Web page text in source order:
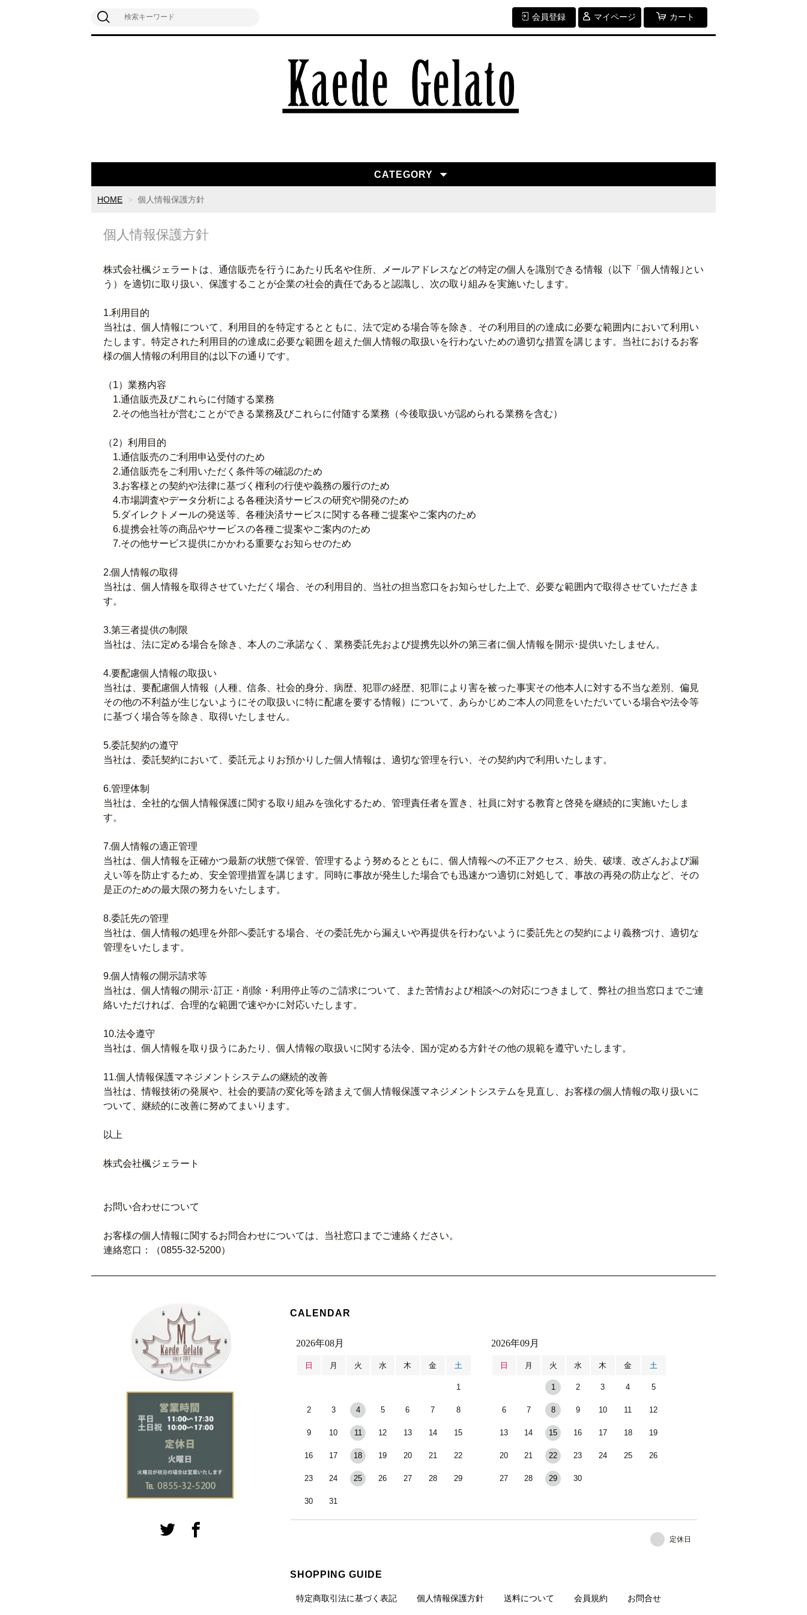
会員登録 マイページ カート
CATEGORY
HOME 個人情報保護方針
個人情報保護方針
株式会社楓ジェラートは、通信販売を行うにあたり氏名や住所、メールアドレスなどの特定の個人を識別できる情報（以下「個人情報｣とい
う）を適切に取り扱い、保護することが企業の社会的責任であると認識し、次の取り組みを実施いたします。
1.利用目的
当社は、個人情報について、利用目的を特定するとともに、法で定める場合等を除き、その利用目的の達成に必要な範囲内において利用い
たします。特定された利用目的の達成に必要な範囲を超えた個人情報の取扱いを行わないための適切な措置を講じます。当社におけるお客
様の個人情報の利用目的は以下の通りです。
（1）業務内容
1.通信販売及びこれらに付随する業務
2.その他当社が営むことができる業務及びこれらに付随する業務（今後取扱いが認められる業務を含む）
（2）利用目的
1.通信販売のご利用申込受付のため
2.通信販売をご利用いただく条件等の確認のため
3.お客様との契約や法律に基づく権利の行使や義務の履行のため
4.市場調査やデータ分析による各種決済サービスの研究や開発のため
5.ダイレクトメールの発送等、各種決済サービスに関する各種ご提案やご案内のため
6.提携会社等の商品やサービスの各種ご提案やご案内のため
7.その他サービス提供にかかわる重要なお知らせのため
2.個人情報の取得
当社は、個人情報を取得させていただく場合、その利用目的、当社の担当窓口をお知らせした上で、必要な範囲内で取得させていただきま
す。
3.第三者提供の制限
当社は、法に定める場合を除き、本人のご承諾なく、業務委託先および提携先以外の第三者に個人情報を開示･提供いたしません。
4.要配慮個人情報の取扱い
当社は、要配慮個人情報（人種、信条、社会的身分、病歴、犯罪の経歴、犯罪により害を被った事実その他本人に対する不当な差別、偏見
その他の不利益が生じないようにその取扱いに特に配慮を要する情報）について、あらかじめご本人の同意をいただいている場合や法令等
に基づく場合等を除き、取得いたしません。
5.委託契約の遵守
当社は、委託契約において、委託元よりお預かりした個人情報は、適切な管理を行い、その契約内で利用いたします。
6.管理体制
当社は、全社的な個人情報保護に関する取り組みを強化するため、管理責任者を置き、社員に対する教育と啓発を継続的に実施いたしま
す。
7.個人情報の適正管理
当社は、個人情報を正確かつ最新の状態で保管、管理するよう努めるとともに、個人情報への不正アクセス、紛失、破壊、改ざんおよび漏
えい等を防止するため、安全管理措置を講じます。同時に事故が発生した場合でも迅速かつ適切に対処して、事故の再発の防止など、その
是正のための最大限の努力をいたします。
8.委託先の管理
当社は、個人情報の処理を外部へ委託する場合、その委託先から漏えいや再提供を行わないように委託先との契約により義務づけ、適切な
管理をいたします。
9.個人情報の開示請求等
当社は、個人情報の開示･訂正・削除・利用停止等のご請求について、また苦情および相談への対応につきまして、弊社の担当窓口までご連
絡いただければ、合理的な範囲で速やかに対応いたします。
10.法令遵守
当社は、個人情報を取り扱うにあたり、個人情報の取扱いに関する法令、国が定める方針その他の規範を遵守いたします。
11.個人情報保護マネジメントシステムの継続的改善
当社は、情報技術の発展や、社会的要請の変化等を踏まえて個人情報保護マネジメントシステムを見直し、お客様の個人情報の取り扱いに
ついて、継続的に改善に努めてまいります。
以上
株式会社楓ジェラート
お問い合わせについて
お客様の個人情報に関するお問合わせについては、当社窓口までご連絡ください。
連絡窓口：（0855-32-5200）
CALENDAR
2026年08月
日 月 火 水 木 金 土
1
2 3 4 5 6 7 8
9 10 11 12 13 14 15
16 17 18 19 20 21 22
23 24 25 26 27 28 29
30 31
2026年09月
日 月 火 水 木 金 土
1 2 3 4 5
6 7 8 9 10 11 12
13 14 15 16 17 18 19
20 21 22 23 24 25 26
27 28 29 30
定休日
SHOPPING GUIDE
特定商取引法に基づく表記 個人情報保護方針 送料について 会員規約 お問合せ